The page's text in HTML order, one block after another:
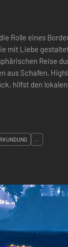
mit Liebe
Reise
hilfst den
...